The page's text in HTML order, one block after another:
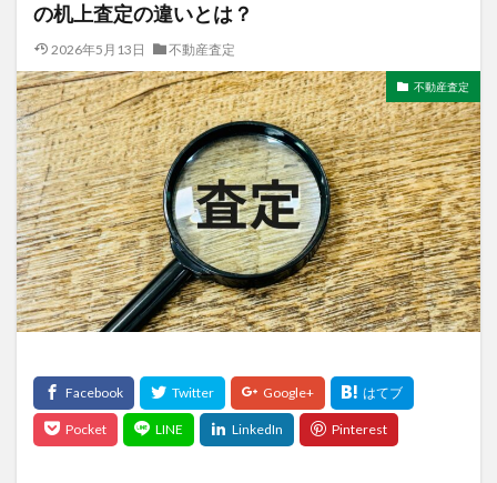
の机上査定の違いとは？
2026年5月13日 不動産査定
不動産査定